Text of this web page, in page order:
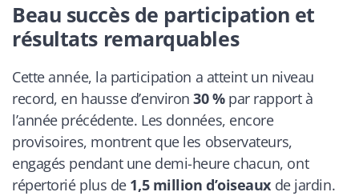
Beau succès de participation et
résultats remarquables
Cette année, la participation a atteint un niveau
record, en hausse d’environ30 %par rapport à
l’année précédente. Les données, encore
provisoires, montrent que les observateurs,
engagés pendant une demi-heure chacun, ont
répertorié plus de 1,5 million d’oiseaux de jardin.